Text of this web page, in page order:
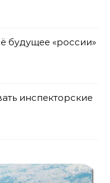
будущее «россии»
инспекторские